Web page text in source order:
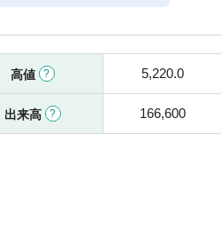
高値 5,220.0
出来高 166,600